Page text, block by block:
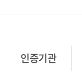
인증기관